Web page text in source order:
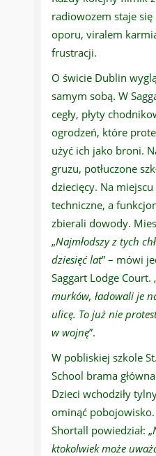
radiowozem staje
oporu, viralem
frustracji.
O świcie Dublin
samym sobą. W
cegły, płyty
ogrodzeń, które
użyć ich jako broni.
gruzu, potłuczone
dziecięcy. Na
techniczne, a
zbierali dowody.
„Najmłodszy z tych
dziesięć lat” – mówi
Saggart Lodge Court.
murków, ładowali je
ulicę. To już nie
w wojnę”.
W pobliskiej szkole
School brama
Dzieci wchodziły
ominąć
Shortall powiedział: „
ktokolwiek może